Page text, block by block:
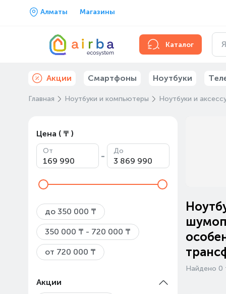
Алматы Магазины
Каталог
Акции Смартфоны Ноутбуки
Главная Ноутбуки и компьютеры Ноутбуки и
Цена ( ₸ )
От - До
до 350 000 ₸
350 000 ₸ - 720 000 ₸
от 720 000 ₸
Акции
Найдено 0